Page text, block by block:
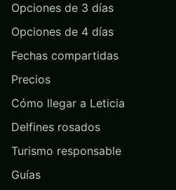
Opciones de 3 días
Opciones de 4 días
Fechas compartidas
Precios
Cómo llegar a Leticia
Delfines rosados
Turismo responsable
Guías